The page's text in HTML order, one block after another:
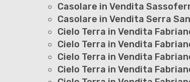
Casolare in Vendita
Casolare in Vendita Serra
Cielo Terra in Vendita
Cielo Terra in Vendita
Cielo Terra in Vendita
Cielo Terra in Vendita